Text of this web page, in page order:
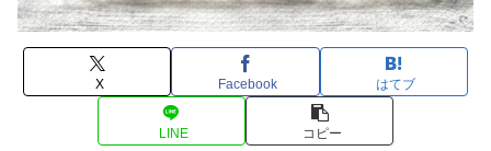
X Facebook はてブ
LINE コピー